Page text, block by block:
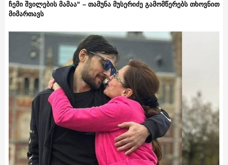
ჩემი შვილების მამაა“ – თამუნა მუსერიძე გამომწერებს თხოვნით
მიმართავს